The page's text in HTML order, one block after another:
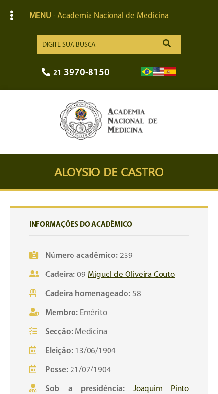
MENU - Academia Nacional de Medicina
21 3970-8150
ALOYSIO DE CASTRO
INFORMAÇÕES DO ACADÊMICO
Número acadêmico: 239
Cadeira: 09 Miguel de Oliveira Couto
Cadeira homenageado: 58
Membro: Emérito
Secção: Medicina
Eleição: 13/06/1904
Posse: 21/07/1904
Sob a presidência:
Joaquim Pinto